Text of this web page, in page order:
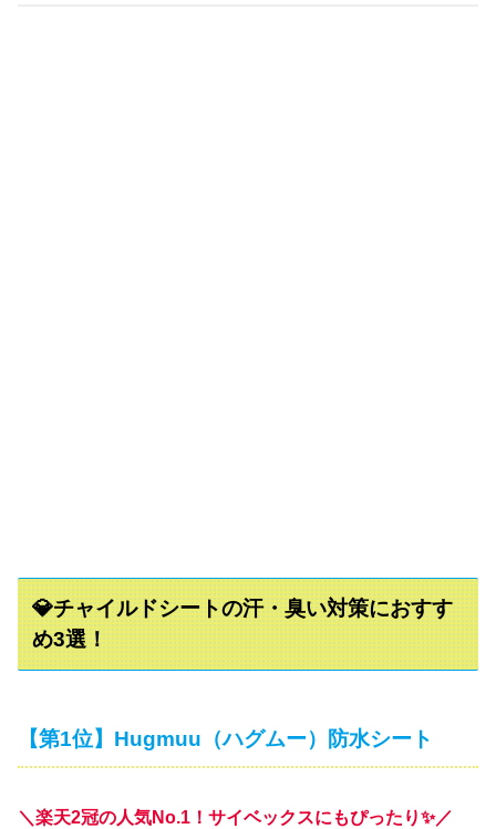
💎チャイルドシートの汗・臭い対策におすす
め3選！
【第1位】Hugmuu（ハグムー）防水シート
＼楽天2冠の人気No.1！サイベックスにもぴったり✨／